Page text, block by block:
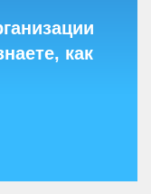
как